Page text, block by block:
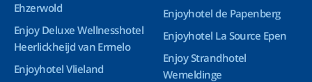
Ehzerwold
Enjoy Deluxe Wellnesshotel
Heerlickheijd van Ermelo
Enjoyhotel Vlieland
Enjoyhotel de Papenberg
Enjoyhotel La Source Epen
Enjoy Strandhotel
Wemeldinge